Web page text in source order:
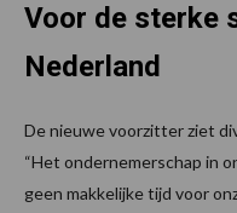
Voor de sterke
Nederland
De nieuwe voorzitter ziet
“Het ondernemerschap in
geen makkelijke tijd voor